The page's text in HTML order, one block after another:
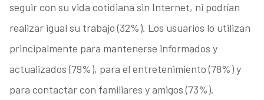
seguir con su vida cotidiana sin Internet, ni podrían
realizar igual su trabajo (32%). Los usuarios lo utilizan
principalmente para mantenerse informados y
actualizados (79%), para el entretenimiento (78%) y
para contactar con familiares y amigos (73%).